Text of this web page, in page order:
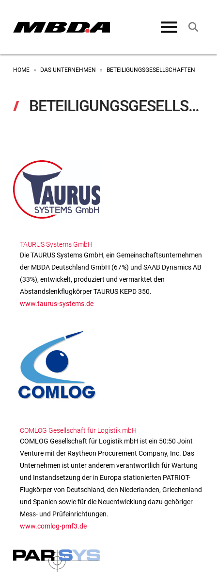
HOME » DAS UNTERNEHMEN » BETEILIGUNGSGESELLSCHAFTEN
BETEILIGUNGSGESELLSCHAFTEN
TAURUS Systems GmbH
Die TAURUS Systems GmbH, ein Gemeinschaftsunternehmen
der MBDA Deutschland GmbH (67%) und SAAB Dynamics AB
(33%), entwickelt, produziert und vermarktet den
Abstandslenkflugkörper TAURUS KEPD 350.
www.taurus-systems.de
COMLOG Gesellschaft für Logistik mbH
COMLOG Gesellschaft für Logistik mbH ist ein 50:50 Joint
Venture mit der Raytheon Procurement Company, Inc. Das
Unternehmen ist unter anderem verantwortlich für Wartung
und Instandsetzung der in Europa stationierten PATRIOT-
Flugkörper von Deutschland, den Niederlanden, Griechenland
und Spanien sowie für die Neuentwicklung dazu gehöriger
Mess- und Prüfeinrichtungen.
www.comlog-pmf3.de